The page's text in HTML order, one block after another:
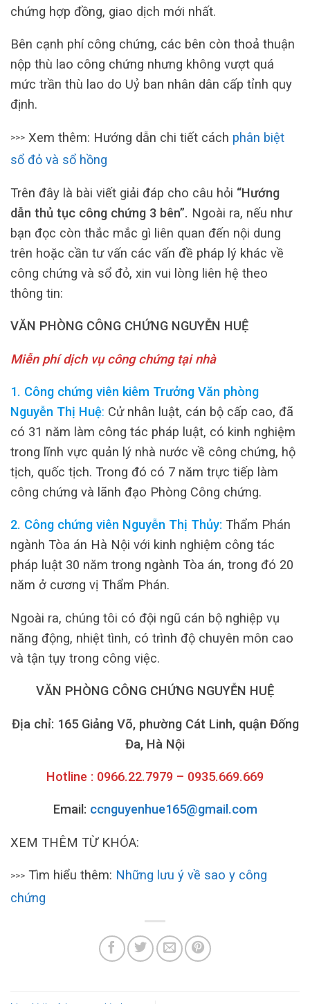
chứng hợp đồng, giao dịch mới nhất.
Bên cạnh phí công chứng, các bên còn thoả thuận
nộp thù lao công chứng nhưng không vượt quá
mức trần thù lao do Uỷ ban nhân dân cấp tỉnh quy
định.
>>> Xem thêm: Hướng dẫn chi tiết cách phân biệt
sổ đỏ và sổ hồng
Trên đây là bài viết giải đáp cho câu hỏi “Hướng
dẫn thủ tục công chứng 3 bên”. Ngoài ra, nếu như
bạn đọc còn thắc mắc gì liên quan đến nội dung
trên hoặc cần tư vấn các vấn đề pháp lý khác về
công chứng và sổ đỏ, xin vui lòng liên hệ theo
thông tin:
VĂN PHÒNG CÔNG CHỨNG NGUYỄN HUỆ
Miễn phí dịch vụ công chứng tại nhà
1. Công chứng viên kiêm Trưởng Văn phòng
Nguyễn Thị Huệ: Cử nhân luật, cán bộ cấp cao, đã
có 31 năm làm công tác pháp luật, có kinh nghiệm
trong lĩnh vực quản lý nhà nước về công chứng, hộ
tịch, quốc tịch. Trong đó có 7 năm trực tiếp làm
công chứng và lãnh đạo Phòng Công chứng.
2. Công chứng viên Nguyễn Thị Thủy: Thẩm Phán
ngành Tòa án Hà Nội với kinh nghiệm công tác
pháp luật 30 năm trong ngành Tòa án, trong đó 20
năm ở cương vị Thẩm Phán.
Ngoài ra, chúng tôi có đội ngũ cán bộ nghiệp vụ
năng động, nhiệt tình, có trình độ chuyên môn cao
và tận tụy trong công việc.
VĂN PHÒNG CÔNG CHỨNG NGUYỄN HUỆ
Địa chỉ: 165 Giảng Võ, phường Cát Linh, quận Đống
Đa, Hà Nội
Hotline : 0966.22.7979 – 0935.669.669
Email: ccnguyenhue165@gmail.com
XEM THÊM TỪ KHÓA:
>>> Tìm hiểu thêm: Những lưu ý về sao y công
chứng